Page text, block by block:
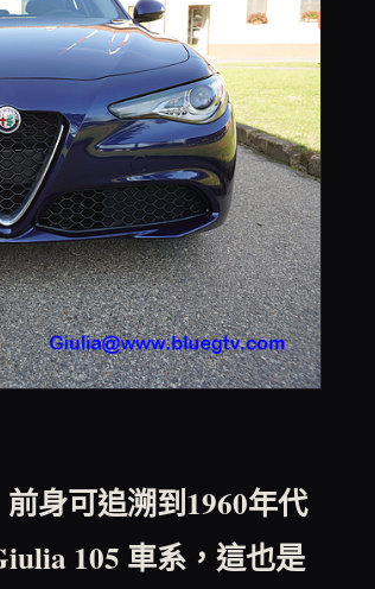
身可追溯到1960年代
105 車系，這也是